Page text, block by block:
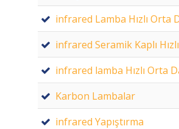
infrared Lamba Hızlı Orta
infrared Seramik Kaplı
infrared lamba Hızlı Orta
Karbon Lambalar
infrared Yapıştırma